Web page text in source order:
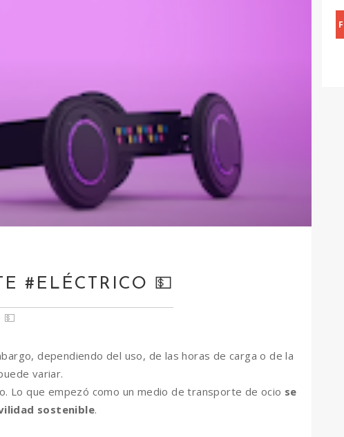
#ELÉCTRICO 💵
dependiendo del uso, de las horas de carga o de la
variar.
Lo que empezó como un medio de transporte de ocio se
sostenible.